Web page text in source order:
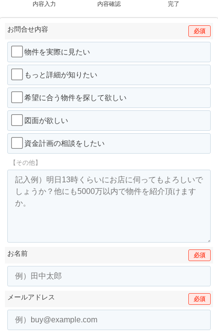
内容入力
内容確認
完了
お問合せ内容 必須
物件を実際に見たい
もっと詳細が知りたい
希望に合う物件を探して欲しい
図面が欲しい
資金計画の相談をしたい
【その他】
お名前 必須
メールアドレス 必須